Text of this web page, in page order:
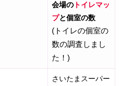
会場のトイレマッ
プと個室の数
(トイレの個室の
数の調査しまし
た！)
さいたまスーパー